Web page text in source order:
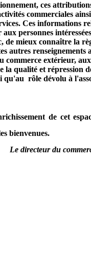
ces
commerciales
Ces informations
personnes
de mieux connaître la
autres
commerce extérieur,
la qualité et répression
qu'au rôle dévolu à
de cet
bienvenues.
Le directeur du